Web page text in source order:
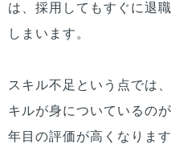
は、採用してもすぐに退
しまいます。
スキル不足という点では
キルが身についているの
年目の評価が高くなりま